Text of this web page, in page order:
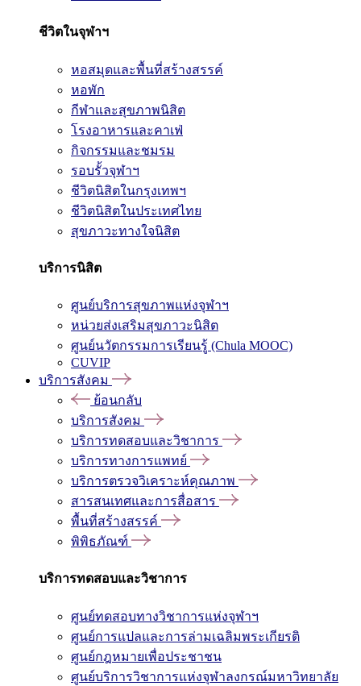
ชีวิตในจุฬาฯ
หอสมุดและพื้นที่สร้างสรรค์
หอพัก
กีฬาและสุขภาพนิสิต
โรงอาหารและคาเฟ่
กิจกรรมและชมรม
รอบรั้วจุฬาฯ
ชีวิตนิสิตในกรุงเทพฯ
ชีวิตนิสิตในประเทศไทย
สุขภาวะทางใจนิสิต
บริการนิสิต
ศูนย์บริการสุขภาพแห่งจุฬาฯ
หน่วยส่งเสริมสุขภาวะนิสิต
ศูนย์นวัตกรรมการเรียนรู้ (Chula MOOC)
CUVIP
บริการสังคม
ย้อนกลับ
บริการสังคม
บริการทดสอบและวิชาการ
บริการทางการแพทย์
บริการตรวจวิเคราะห์คุณภาพ
สารสนเทศและการสื่อสาร
พื้นที่สร้างสรรค์
พิพิธภัณฑ์
บริการทดสอบและวิชาการ
ศูนย์ทดสอบทางวิชาการแห่งจุฬาฯ
ศูนย์การแปลและการล่ามเฉลิมพระเกียรติ
ศูนย์กฎหมายเพื่อประชาชน
ศูนย์บริการวิชาการแห่งจุฬาลงกรณ์มหาวิทยาลัย